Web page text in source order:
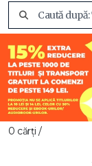
0 cărți /